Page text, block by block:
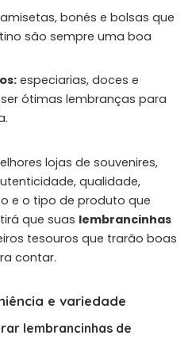
bonés e bolsas que
são sempre uma boa
especiarias, doces e
ótimas lembranças para
lojas de souvenires,
qualidade,
e o tipo de produto que
que suas lembrancinhas
tesouros que trarão boas
contar.
e variedade
lembrancinhas de